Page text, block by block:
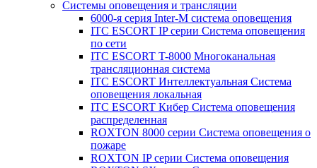
Системы оповещения и трансляции
6000-я серия Inter-M система оповещения
ITC ESCORT IP серии Система оповещения
по сети
ITC ESCORT T-8000 Многоканальная
трансляционная система
ITC ESCORT Интеллектуальная Система
оповещения локальная
ITC ESCORT Кибер Система оповещения
распределенная
ROXTON 8000 серии Система оповещения о
пожаре
ROXTON IP серии Система оповещения